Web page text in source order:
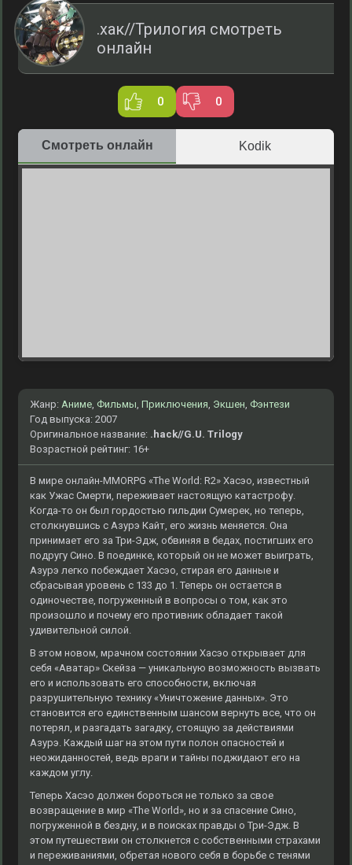
.хак//Трилогия смотреть
онлайн
0 0
Смотреть онлайн Kodik
Жанр: Аниме, Фильмы, Приключения, Экшен, Фэнтези
Год выпуска: 2007
Оригинальное название: .hack//G.U. Trilogy
Возрастной рейтинг: 16+
В мире онлайн-MMORPG «The World: R2» Хасэо, известный
как Ужас Смерти, переживает настоящую катастрофу.
Когда-то он был гордостью гильдии Сумерек, но теперь,
столкнувшись с Азурэ Кайт, его жизнь меняется. Она
принимает его за Три-Эдж, обвиняя в бедах, постигших его
подругу Сино. В поединке, который он не может выиграть,
Азурэ легко побеждает Хасэо, стирая его данные и
сбрасывая уровень с 133 до 1. Теперь он остается в
одиночестве, погруженный в вопросы о том, как это
произошло и почему его противник обладает такой
удивительной силой.
В этом новом, мрачном состоянии Хасэо открывает для
себя «Аватар» Скейза — уникальную возможность вызвать
его и использовать его способности, включая
разрушительную технику «Уничтожение данных». Это
становится его единственным шансом вернуть все, что он
потерял, и разгадать загадку, стоящую за действиями
Азурэ. Каждый шаг на этом пути полон опасностей и
неожиданностей, ведь враги и тайны поджидают его на
каждом углу.
Теперь Хасэо должен бороться не только за свое
возвращение в мир «The World», но и за спасение Сино,
погруженной в бездну, и в поисках правды о Три-Эдж. В
этом путешествии он столкнется с собственными страхами
и переживаниями, обретая нового себя в борьбе с тенями